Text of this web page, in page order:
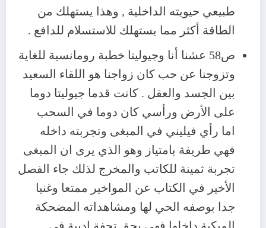
طبيعي حيويته الداخلية , وهذا يستهلك من
الطاقة أكثر مما يستهلك للاستسلام للدافع .
ص58 عشنا أنا وجيوليتا خطبة رومانسية للغاية
وتزوجنا عن حب كان زواجنا هو اللقاء السعيد
بين الجسد والعقل . كانت قدما جيوليتا دوما
على الأرض ورأسي كان دوما في السحب
اما رأي فيليني في المبغى وتجربته داخله
فهي طريفة بامتياز وهو الذي يرى ان المبغى
تجربة ثمينة للكاتب والمخرج لذلك جاء الفصل
الأخير في الكتاب عن المواخير ممتعا وغنيا
جدا بوصفه الحي لها ومشاهداته المضحكة